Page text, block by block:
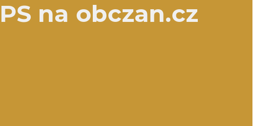
na obczan.cz